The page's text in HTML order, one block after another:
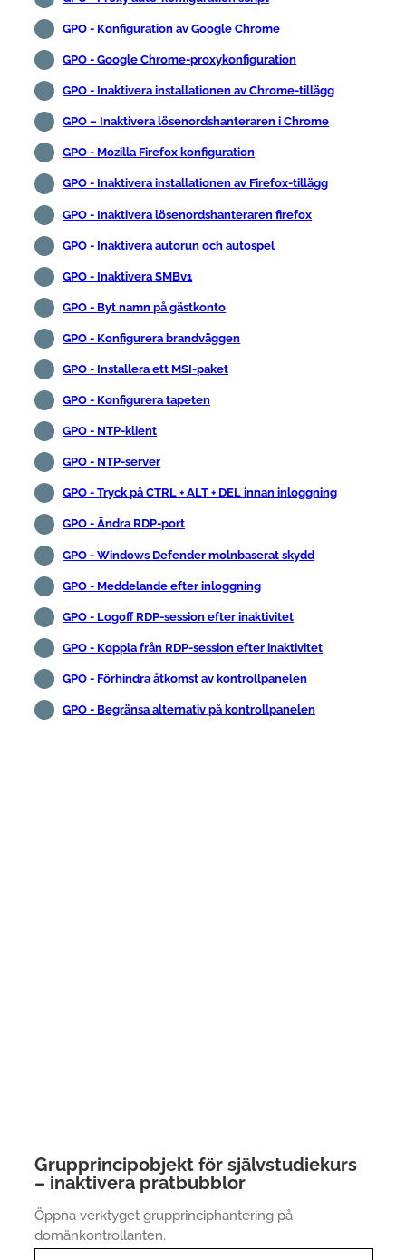
GPO - Konfiguration av Google Chrome
GPO - Google Chrome-proxykonfiguration
GPO - Inaktivera installationen av Chrome-tillägg
GPO – Inaktivera lösenordshanteraren i Chrome
GPO - Mozilla Firefox konfiguration
GPO - Inaktivera installationen av Firefox-tillägg
GPO - Inaktivera lösenordshanteraren firefox
GPO - Inaktivera autorun och autospel
GPO - Inaktivera SMBv1
GPO - Byt namn på gästkonto
GPO - Konfigurera brandväggen
GPO - Installera ett MSI-paket
GPO - Konfigurera tapeten
GPO - NTP-klient
GPO - NTP-server
GPO - Tryck på CTRL + ALT + DEL innan inloggning
GPO - Ändra RDP-port
GPO - Windows Defender molnbaserat skydd
GPO - Meddelande efter inloggning
GPO - Logoff RDP-session efter inaktivitet
GPO - Koppla från RDP-session efter inaktivitet
GPO - Förhindra åtkomst av kontrollpanelen
GPO - Begränsa alternativ på kontrollpanelen
Grupprincipobjekt för självstudiekurs
– inaktivera pratbubblor
Öppna verktyget grupprinciphantering på
domänkontrollanten.